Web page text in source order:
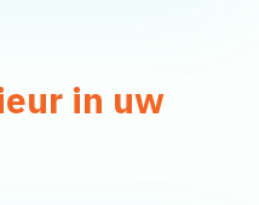
in uw